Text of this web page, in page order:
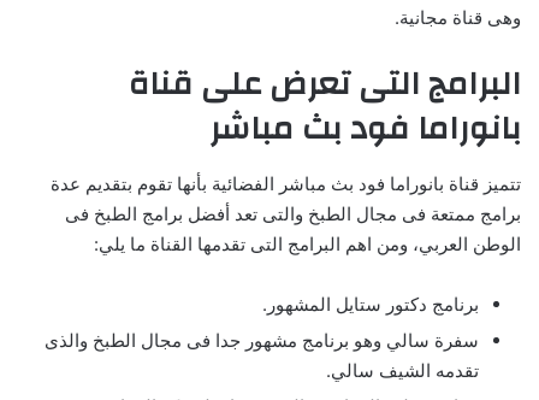
وهى قناة مجانية.
البرامج التى تعرض على قناة
بانوراما فود بث مباشر
تتميز قناة بانوراما فود بث مباشر الفضائية بأنها تقوم بتقديم عدة
برامج ممتعة فى مجال الطبخ والتى تعد أفضل برامج الطبخ فى
الوطن العربي، ومن اهم البرامج التى تقدمها القناة ما يلي:
برنامج دكتور ستايل المشهور.
سفرة سالي وهو برنامج مشهور جدا فى مجال الطبخ والذى
تقدمه الشيف سالي.